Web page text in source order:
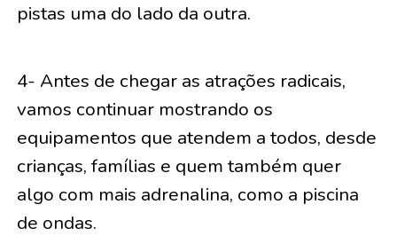
pistas uma do lado da outra.
4- Antes de chegar as atrações radicais,
vamos continuar mostrando os
equipamentos que atendem a todos, desde
crianças, famílias e quem também quer
algo com mais adrenalina, como a piscina
de ondas.